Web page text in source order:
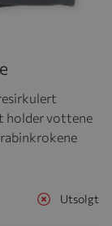
holder vottene
Utsolgt